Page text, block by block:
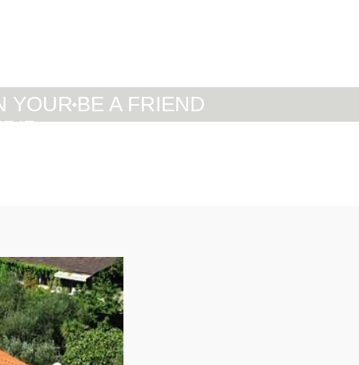
YOUR BE A FRIEND